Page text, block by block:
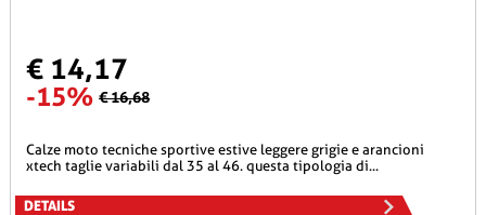
€ 14,17
-15% € 16,68
calze moto tecniche sportive estive leggere grigie e arancioni
xtech taglie variabili dal 35 al 46. questa tipologia di...
DETAILS